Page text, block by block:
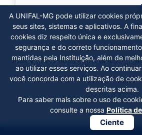
A UNIFAL-MG pode utilizar cookies
seus sites, sistemas e aplicativos. A
cookies diz respeito única e
segurança e do correto
mantidas pela Instituição, além de
ao utilizar esses serviços. Ao
você concorda com a utilização de
descritas acima.
Para saber mais sobre o uso de
consulte a nossa Política
Ciente